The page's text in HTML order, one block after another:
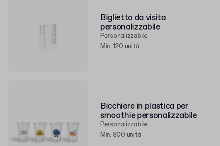
Biglietto da visita
personalizzabile
Personalizzabile
Min. 120 unità
Bicchiere in plastica per
smoothie personalizzabile
Personalizzabile
Min. 800 unità